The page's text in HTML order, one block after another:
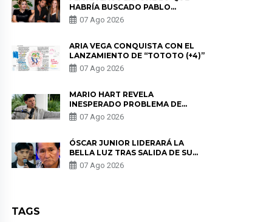
HABRÍA BUSCADO PABLO
HEREDIA CON ALE FULLER: “UNA
DE LAS PARTES QUERÍA EL
07 Ago 2026
ARIA VEGA CONQUISTA CON EL
LANZAMIENTO DE “TOTOTO (+4)”
07 Ago 2026
MARIO HART REVELA
INESPERADO PROBLEMA DE
SALUD ANTES DE SEPARARSE DE
KORINA: “ME ENCONTRARON UN
07 Ago 2026
ÓSCAR JUNIOR LIDERARÁ LA
BELLA LUZ TRAS SALIDA DE SU
PADRE POR POLÉMICA CON
NALDY SALDAÑA
07 Ago 2026
TAGS